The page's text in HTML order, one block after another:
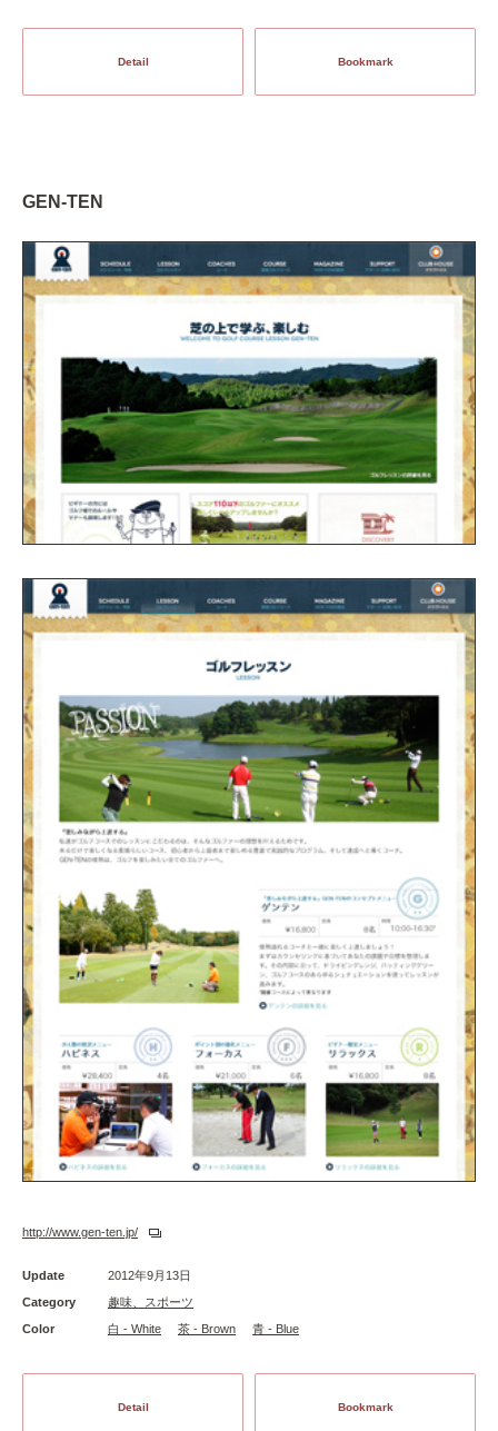
Detail Bookmark
GEN-TEN
http://www.gen-ten.jp/
Update
2012年9月13日
Category
趣味、スポーツ
Color
白 - White 茶 - Brown 青 - Blue
Detail Bookmark